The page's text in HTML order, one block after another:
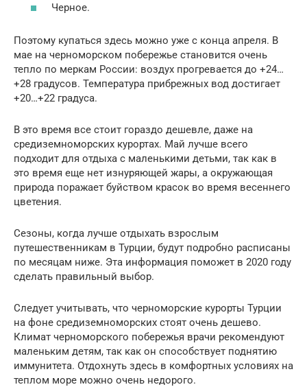
Черное.
Поэтому купаться здесь можно уже с конца апреля. В
мае на черноморском побережье становится очень
тепло по меркам России: воздух прогревается до +24…
+28 градусов. Температура прибрежных вод достигает
+20…+22 градуса.
В это время все стоит гораздо дешевле, даже на
средиземноморских курортах. Май лучше всего
подходит для отдыха с маленькими детьми, так как в
это время еще нет изнуряющей жары, а окружающая
природа поражает буйством красок во время весеннего
цветения.
Сезоны, когда лучше отдыхать взрослым
путешественникам в Турции, будут подробно расписаны
по месяцам ниже. Эта информация поможет в 2020 году
сделать правильный выбор.
Следует учитывать, что черноморские курорты Турции
на фоне средиземноморских стоят очень дешево.
Климат черноморского побережья врачи рекомендуют
маленьким детям, так как он способствует поднятию
иммунитета. Отдохнуть здесь в комфортных условиях на
теплом море можно очень недорого.